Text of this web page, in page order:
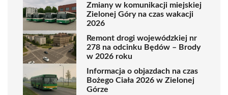
Zmiany w komunikacji miejskiej
Zielonej Góry na czas wakacji
2026
Remont drogi wojewódzkiej nr
278 na odcinku Będów – Brody
w 2026 roku
Informacja o objazdach na czas
Bożego Ciała 2026 w Zielonej
Górze